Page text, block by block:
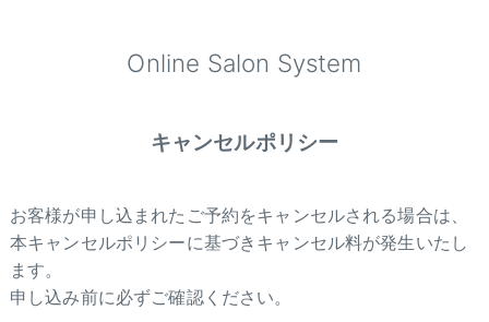
Online Salon System
キャンセルポリシー
お客様が申し込まれたご予約をキャンセルされる場合は、
本キャンセルポリシーに基づきキャンセル料が発生いたし
ます。
申し込み前に必ずご確認ください。